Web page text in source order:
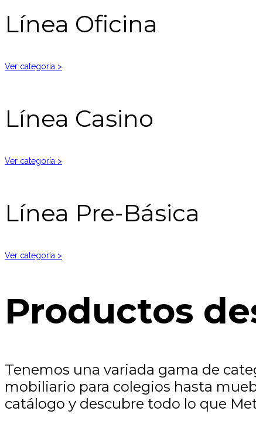
Línea Oficina
Ver categoría >
Línea Casino
Ver categoría >
Línea Pre-Básica
Ver categoría >
Productos
Tenemos una variada gama de
mobiliario para colegios hasta
catálogo y descubre todo lo que